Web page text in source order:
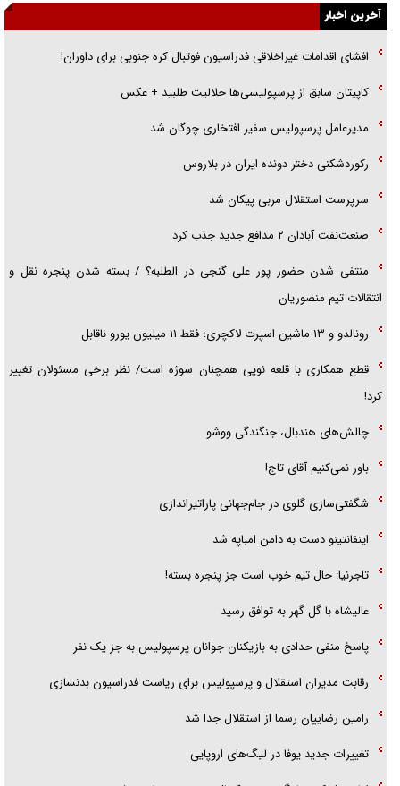
جزئیات شکنجه‌هایم فراتر از آن است که در بیان بگنجد!
گزارش «جوان» از قوانین سخت‌گیرانه ۶ قاره در برابر یورش به پاسگاه‌های
آخرین اخبار
افشای اقدامات غیراخلاقی فدراسیون فوتبال کره جنوبی برای داوران!
کاپیتان سابق از پرسپولیسی‌ها حلالیت طلبید + عکس
مدیرعامل پرسپولیس سفیر افتخاری چوگان شد
رکوردشکنی دختر دونده ایران در بلاروس
سرپرست استقلال مربی پیکان شد
صنعت‌نفت آبادان ۲ مدافع جدید جذب کرد
منتفی شدن حضور پور علی گنجی در الطلبه؟ / بسته شدن پنجره نقل و
انتقالات تیم منصوریان
رونالدو و ۱۳ ماشین اسپرت لاکچری؛ فقط ۱۱ میلیون یورو ناقابل
قطع همکاری با قلعه نویی همچنان سوژه است/ نظر برخی مسئولان تغییر
کرد!
چالش‌های هندبال، جنگندگی ووشو
باور نمی‌کنیم آقای تاج!
شگفتی‌سازی گلوی در جام‌جهانی پاراتیراندازی
اینفانتینو دست به دامن امباپه شد
تاجرنیا: حال تیم خوب است جز پنجره بسته!
عالیشاه با گل گهر به توافق رسید
پاسخ منفی حدادی به بازیکنان جوانان پرسپولیس به جز یک نفر
رقابت مدیران استقلال و پرسپولیس برای ریاست فدراسیون بدنسازی
رامین رضاییان رسما از استقلال جدا شد
تغییرات جدید یوفا در لیگ‌های اروپایی